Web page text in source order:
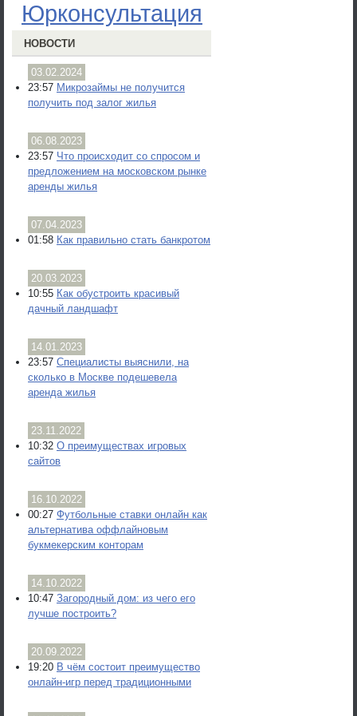
Юрконсультация
НОВОСТИ
03.02.2024
23:57 Микрозаймы не получится
получить под залог жилья
06.08.2023
23:57 Что происходит со спросом и
предложением на московском рынке
аренды жилья
07.04.2023
01:58 Как правильно стать банкротом
20.03.2023
10:55 Как обустроить красивый
дачный ландшафт
14.01.2023
23:57 Специалисты выяснили, на
сколько в Москве подешевела
аренда жилья
23.11.2022
10:32 О преимуществах игровых
сайтов
16.10.2022
00:27 Футбольные ставки онлайн как
альтернатива оффлайновым
букмекерским конторам
14.10.2022
10:47 Загородный дом: из чего его
лучше построить?
20.09.2022
19:20 В чём состоит преимущество
онлайн-игр перед традиционными